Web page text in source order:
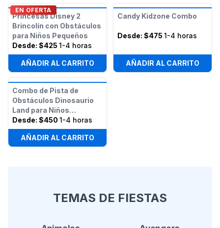
EN OFERTA
Princesas Disney 2
Brincolín con Obstáculos
para Niños Pequeños
Desde: $425 1-4 horas
AÑADIR AL CARRITO
Candy Kidzone Combo
Desde: $475 1-4 horas
AÑADIR AL CARRITO
Combo de Pista de
Obstáculos Dinosaurio
Land para Niños
Pequeños
Desde: $450 1-4 horas
AÑADIR AL CARRITO
TEMAS DE FIESTAS